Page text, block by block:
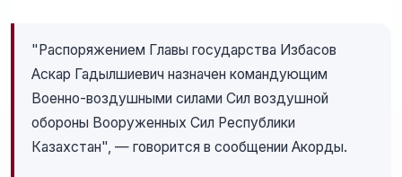
"Распоряжением Главы государства Избасов
Аскар Гадылшиевич назначен командующим
Военно-воздушными силами Сил воздушной
обороны Вооруженных Сил Республики
Казахстан", — говорится в сообщении Акорды.